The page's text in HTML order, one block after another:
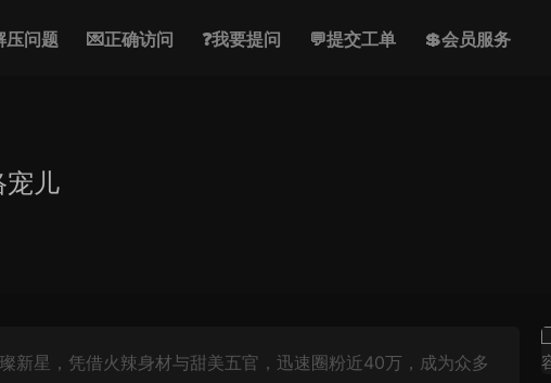
问题 💌正确访问 ❓我要提问 💬提交工单 💲会员服务
宠儿
新星，凭借火辣身材与甜美五官，迅速圈粉近40万，成为众多